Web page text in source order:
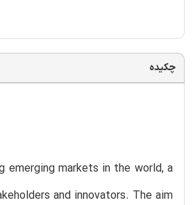
چکیده
markets in the world, a
and innovators. The aim